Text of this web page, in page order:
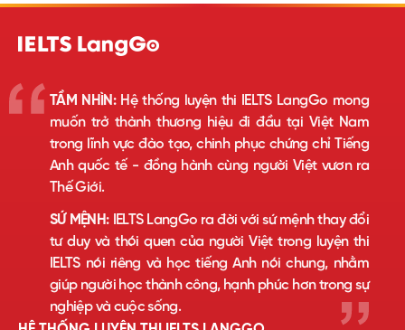
TẦM NHÌN:Hệ thống luyện thi IELTS LangGo mong
muốn trở thành thương hiệu đi đầu tại Việt Nam
trong lĩnh vực đào tạo, chinh phục chứng chỉ Tiếng
Anh quốc tế - đồng hành cùng người Việt vươn ra
Thế Giới.
SỨ MỆNH:IELTS LangGo ra đời với sứ mệnh thay đổi
tư duy và thói quen của người Việt trong luyện thi
IELTS nói riêng và học tiếng Anh nói chung, nhằm
giúp người học thành công, hạnh phúc hơn trong sự
nghiệp và cuộc sống.